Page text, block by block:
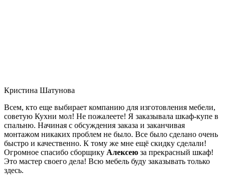
Кристина Шатунова
Всем, кто еще выбирает компанию для изготовления мебели,
советую Кухни мол! Не пожалеете! Я заказывала шкаф-купе в
спальню. Начиная с обсуждения заказа и заканчивая
монтажом никаких проблем не было. Все было сделано очень
быстро и качественно. К тому же мне ещё скидку сделали!
Огромное спасибо сборщику Алексею за прекрасный шкаф!
Это мастер своего дела! Всю мебель буду заказывать только
здесь.